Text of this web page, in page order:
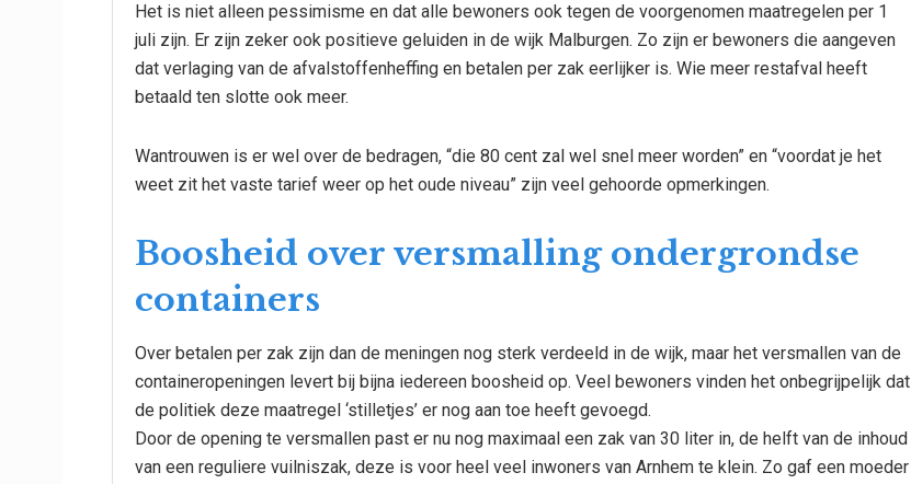
Het is niet alleen pessimisme en dat alle bewoners ook tegen de voorgenomen maatregelen per 1
juli zijn. Er zijn zeker ook positieve geluiden in de wijk Malburgen. Zo zijn er bewoners die aangeven
dat verlaging van de afvalstoffenheffing en betalen per zak eerlijker is. Wie meer restafval heeft
betaald ten slotte ook meer.
Wantrouwen is er wel over de bedragen, “die 80 cent zal wel snel meer worden” en “voordat je het
weet zit het vaste tarief weer op het oude niveau” zijn veel gehoorde opmerkingen.
Boosheid over versmalling ondergrondse
containers
Over betalen per zak zijn dan de meningen nog sterk verdeeld in de wijk, maar het versmallen van de
containeropeningen levert bij bijna iedereen boosheid op. Veel bewoners vinden het onbegrijpelijk dat
de politiek deze maatregel ‘stilletjes’ er nog aan toe heeft gevoegd.
Door de opening te versmallen past er nu nog maximaal een zak van 30 liter in, de helft van de inhoud
van een reguliere vuilniszak, deze is voor heel veel inwoners van Arnhem te klein. Zo gaf een moeder